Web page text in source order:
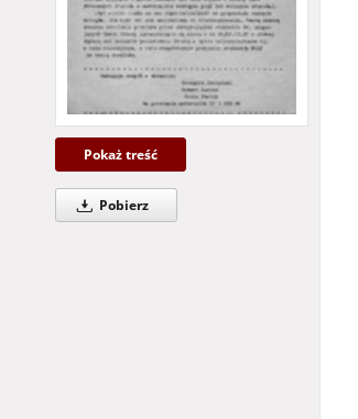
Pokaż treść
Pobierz